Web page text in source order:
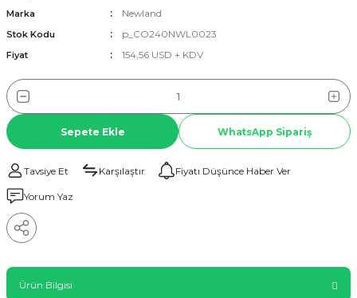
Marka Newland
Stok Kodu p_CO240NWL0023
Fiyat 154,56 USD + KDV
Sepete Ekle WhatsApp Sipariş
Tavsiye Et Karşılaştır Fiyatı Düşünce Haber Ver
Yorum Yaz
Ürün Bilgisi